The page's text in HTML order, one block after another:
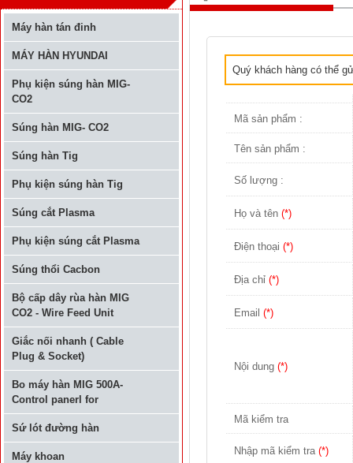
Máy hàn tán đinh
MÁY HÀN HYUNDAI
Phụ kiện súng hàn MIG-
CO2
Súng hàn MIG- CO2
Súng hàn Tig
Phụ kiện súng hàn Tig
Súng cắt Plasma
Phụ kiện súng cắt Plasma
Súng thổi Cacbon
Bộ cấp dây rùa hàn MIG
CO2 - Wire Feed Unit
Giắc nối nhanh ( Cable
Plug & Socket)
Bo máy hàn MIG 500A-
Control panerl for
Sứ lót đường hàn
Máy khoan
Quý khách hàng có thể
Mã sản phẩm :
Tên sản phẩm :
Số lượng :
Họ và tên(*)
Điện thoại(*)
Địa chỉ(*)
Email(*)
Nội dung(*)
Mã kiểm tra
Nhập mã kiểm tra(*)